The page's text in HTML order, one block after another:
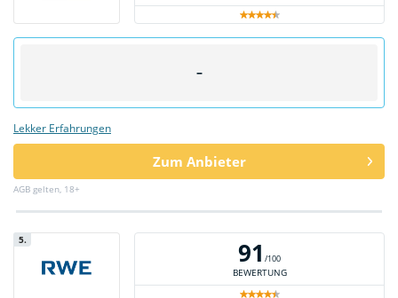
–
Lekker Erfahrungen
Zum Anbieter
AGB gelten, 18+
5. 91 /100
BEWERTUNG